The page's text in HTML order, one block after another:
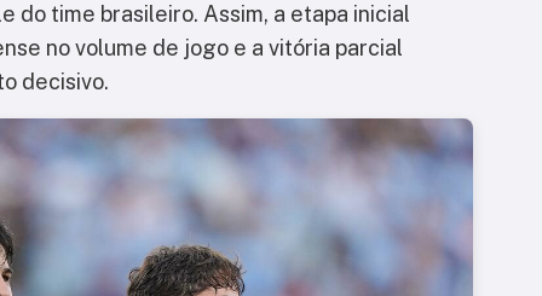
do time brasileiro. Assim, a etapa inicial
no volume de jogo e a vitória parcial
decisivo.